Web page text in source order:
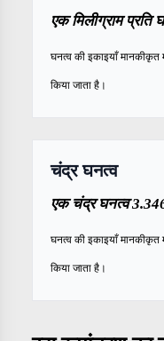
एक मिलीग्राम
घनत्व की इकाइयाँ
किया जाता है।
चंद्र घनत्व
एक चंद्र घनत्व
घनत्व की इकाइयाँ
किया जाता है।